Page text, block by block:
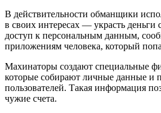
В действительности обманщики
в своих интересах — украсть деньги
доступ к персональным данным,
приложениям человека, который
Махинаторы создают специальные
которые собирают личные данные и
пользователей. Такая информация
чужие счета.